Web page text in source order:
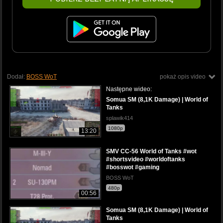
pokaż opis video
Dodał: BOSS WoT
13:20
Następne wideo:
Somua SM (8,1K Damage) | World of
Tanks
splawik414
1080p
00:56
SMV CC-56 World of Tanks #wot
#shortsvideo #worldoftanks
#bosswot #gaming
BOSS WoT
480p
Somua SM (8,1K Damage) | World of
Tanks